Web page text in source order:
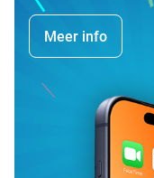
Meer info